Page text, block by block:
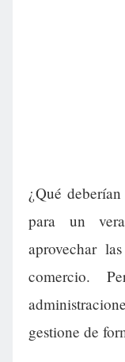
¿Qué
para un
aprovechar
comercio.
gestione de